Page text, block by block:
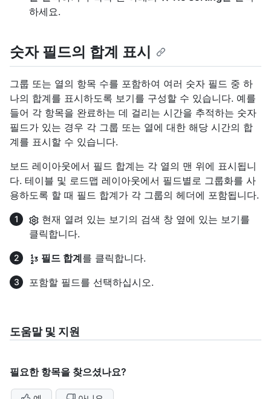
하세요.
숫자 필드의 합계 표시
그룹 또는 열의 항목 수를 포함하여 여러 숫자 필드 중 하
나의 합계를 표시하도록 보기를 구성할 수 있습니다. 예를
들어 각 항목을 완료하는 데 걸리는 시간을 추적하는 숫자
필드가 있는 경우 각 그룹 또는 열에 대한 해당 시간의 합
계를 표시할 수 있습니다.
보드 레이아웃에서 필드 합계는 각 열의 맨 위에 표시됩니
다. 테이블 및 로드맵 레이아웃에서 필드별로 그룹화를 사
용하도록 할 때 필드 합계가 각 그룹의 헤더에 포함됩니다.
현재 열려 있는 보기의 검색 창 옆에 있는 보기를
클릭합니다.
필드 합계를 클릭합니다.
포함할 필드를 선택하십시오.
도움말 및 지원
필요한 항목을 찾으셨나요?